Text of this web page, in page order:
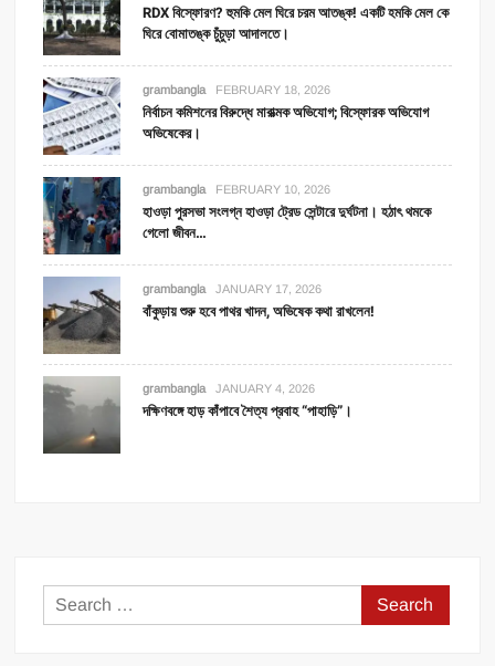
RDX বিস্ফোরণ? হুমকি মেল ঘিরে চরম আতঙ্ক! একটি হমকি মেল কে
ঘিরে বোমাতঙ্ক চুঁচুড়া আদালতে।
grambangla FEBRUARY 18, 2026
নির্বাচন কমিশনের বিরুদ্ধে মারাত্মক অভিযোগ; বিস্ফোরক অভিযোগ
অভিষেকের।
grambangla FEBRUARY 10, 2026
হাওড়া পুরসভা সংলগ্ন হাওড়া ট্রেড সেন্টারে দুর্ঘটনা। হঠাৎ থমকে
গেলো জীবন…
grambangla JANUARY 17, 2026
বাঁকুড়ায় শুরু হবে পাথর খাদন, অভিষেক কথা রাখলেন!
grambangla JANUARY 4, 2026
দক্ষিণবঙ্গে হাড় কাঁপাবে শৈত্য প্রবাহ “পাহাড়ি”।
Search
for: